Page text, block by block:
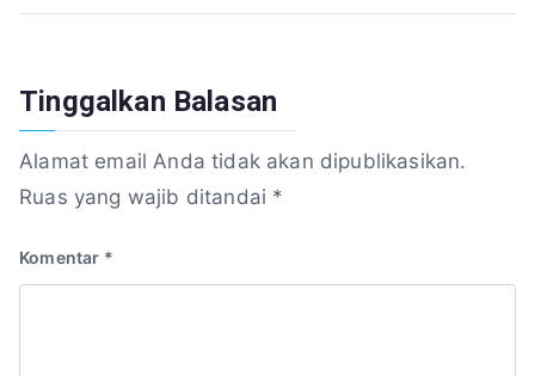
Tinggalkan Balasan
Alamat email Anda tidak akan dipublikasikan.
Ruas yang wajib ditandai *
Komentar *